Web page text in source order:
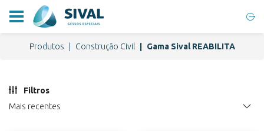
Produtos Construção Civil Gama Sival REABILITA
Filtros
Mais recentes